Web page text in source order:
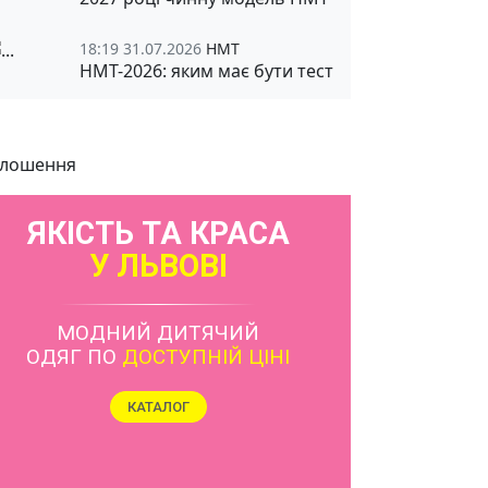
18:19 31.07.2026 НМТ
НМТ-2026: яким має бути тест
ЯКІСТЬ ТА КРАСА
У ЛЬВОВІ
МОДНИЙ ДИТЯЧИЙ
ОДЯГ ПО ДОСТУПНІЙ ЦІНІ
КАТАЛОГ